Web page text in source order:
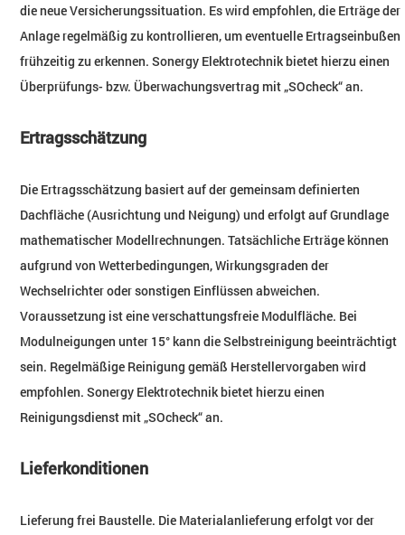
die neue Versicherungssituation. Es wird empfohlen, die Erträge der
Anlage regelmäßig zu kontrollieren, um eventuelle Ertragseinbußen
frühzeitig zu erkennen. Sonergy Elektrotechnik bietet hierzu einen
Überprüfungs- bzw. Überwachungsvertrag mit „SOcheck“ an.
Ertragsschätzung
Die Ertragsschätzung basiert auf der gemeinsam definierten
Dachfläche (Ausrichtung und Neigung) und erfolgt auf Grundlage
mathematischer Modellrechnungen. Tatsächliche Erträge können
aufgrund von Wetterbedingungen, Wirkungsgraden der
Wechselrichter oder sonstigen Einflüssen abweichen.
Voraussetzung ist eine verschattungsfreie Modulfläche. Bei
Modulneigungen unter 15° kann die Selbstreinigung beeinträchtigt
sein. Regelmäßige Reinigung gemäß Herstellervorgaben wird
empfohlen. Sonergy Elektrotechnik bietet hierzu einen
Reinigungsdienst mit „SOcheck“ an.
Lieferkonditionen
Lieferung frei Baustelle. Die Materialanlieferung erfolgt vor der